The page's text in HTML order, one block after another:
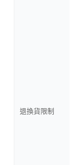
退換貨限制